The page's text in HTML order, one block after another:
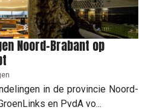
Noord-Brabant op
in de provincie Noord-
en PvdA vo...